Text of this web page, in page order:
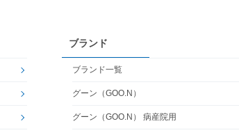
ブランド
ブランド一覧
グーン（GOO.N）
グーン（GOO.N） 病産院用